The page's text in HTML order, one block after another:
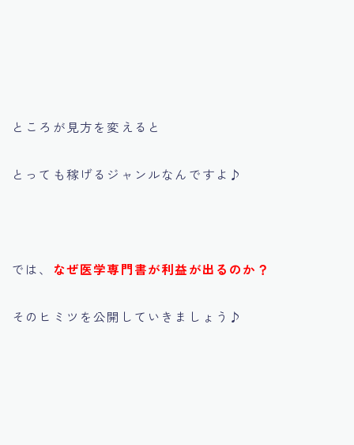
ところが見方を変えると
とっても稼げるジャンルなんですよ♪
では、 なぜ医学専門書が利益が出るのか？
そのヒミツを公開していきましょう♪